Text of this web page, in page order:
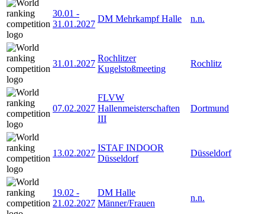
30.01 -
31.01.2027
DM Mehrkampf Halle n.n.
31.01.2027
Rochlitzer
Kugelstoßmeeting
Rochlitz
07.02.2027
FLVW
Hallenmeisterschaften
III
Dortmund
13.02.2027
ISTAF INDOOR
Düsseldorf
Düsseldorf
19.02 -
21.02.2027
DM Halle
Männer/Frauen
n.n.